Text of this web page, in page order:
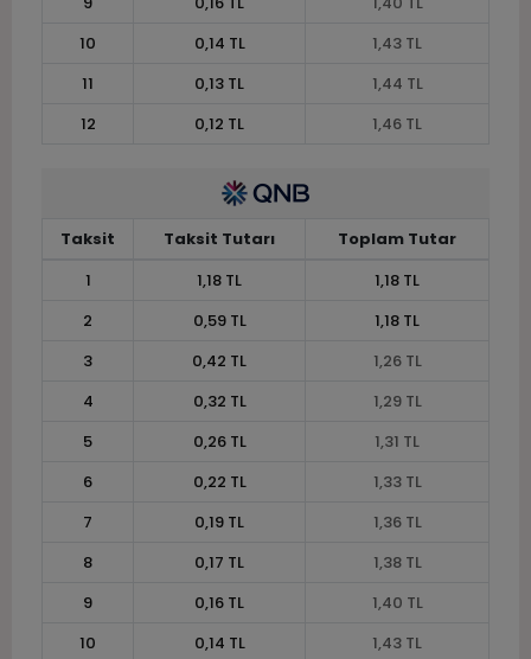
10
0,14 TL
1,43 TL
11
0,13 TL
1,44 TL
12
0,12 TL 1,46 TL
Taksit Taksit Tutarı
Toplam Tutar
1
1,18 TL
1,18 TL
2
0,59 TL
1,18 TL
3
0,42 TL
1,26 TL
4
0,32 TL
1,29 TL
5
0,26 TL
1,31 TL
6
0,22 TL
1,33 TL
7
0,19 TL
1,36 TL
8
0,17 TL
1,38 TL
9
0,16 TL
1,40 TL
10
0,14 TL 1,43 TL